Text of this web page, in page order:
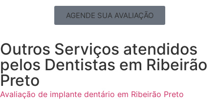
AGENDE SUA AVALIAÇÃO
Outros Serviços atendidos
pelos Dentistas em Ribeirão
Preto
Avaliação de implante dentário em Ribeirão Preto